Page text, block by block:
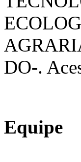
DO-.
Equipe